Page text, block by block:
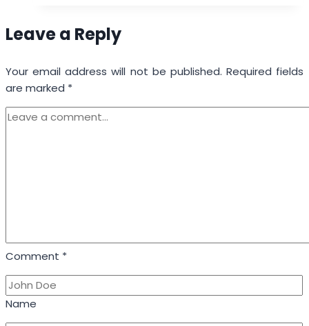
दोष
से
के
आषाढ़ी
बिगड़े
Leave a Reply
Your email address will not be published. Required fields
are marked *
Comment *
Name